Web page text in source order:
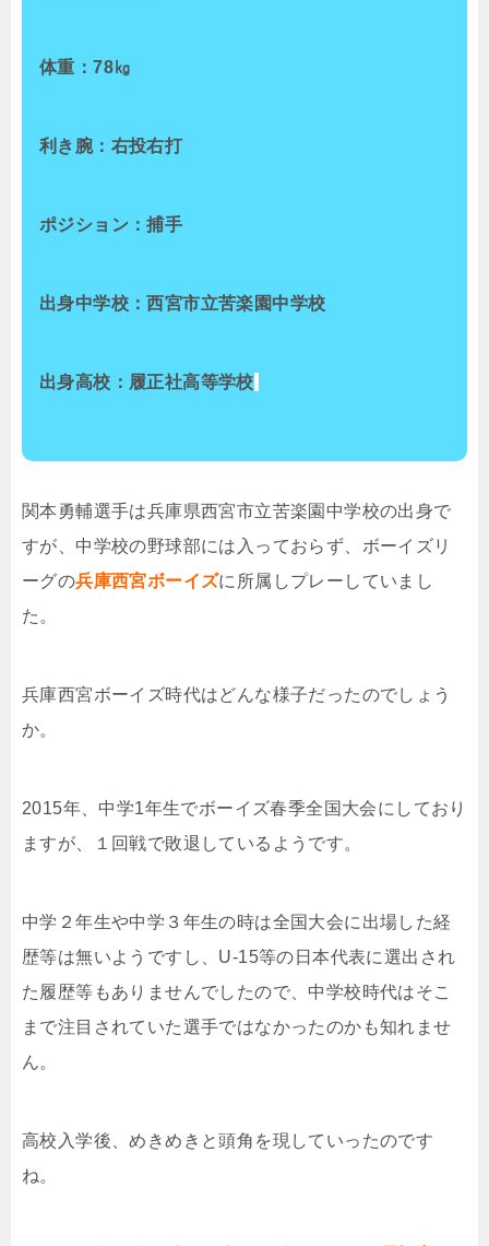
体重：78㎏
利き腕：右投右打
ポジション：捕手
出身中学校：西宮市立苦楽園中学校
出身高校：履正社高等学校
関本勇輔選手は兵庫県西宮市立苦楽園中学校の出身で
すが、中学校の野球部には入っておらず、ボーイズリ
ーグの兵庫西宮ボーイズに所属しプレーしていまし
た。
兵庫西宮ボーイズ時代はどんな様子だったのでしょう
か。
2015年、中学1年生でボーイズ春季全国大会にしており
ますが、１回戦で敗退しているようです。
中学２年生や中学３年生の時は全国大会に出場した経
歴等は無いようですし、U-15等の日本代表に選出され
た履歴等もありませんでしたので、中学校時代はそこ
まで注目されていた選手ではなかったのかも知れませ
ん。
高校入学後、めきめきと頭角を現していったのです
ね。